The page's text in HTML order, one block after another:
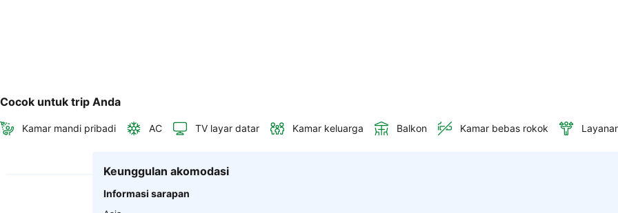
Cocok untuk trip Anda
Kamar mandi pribadi AC TV layar datar Kamar keluarga Balkon Kamar bebas rokok
Keunggulan akomodasi
Informasi sarapan